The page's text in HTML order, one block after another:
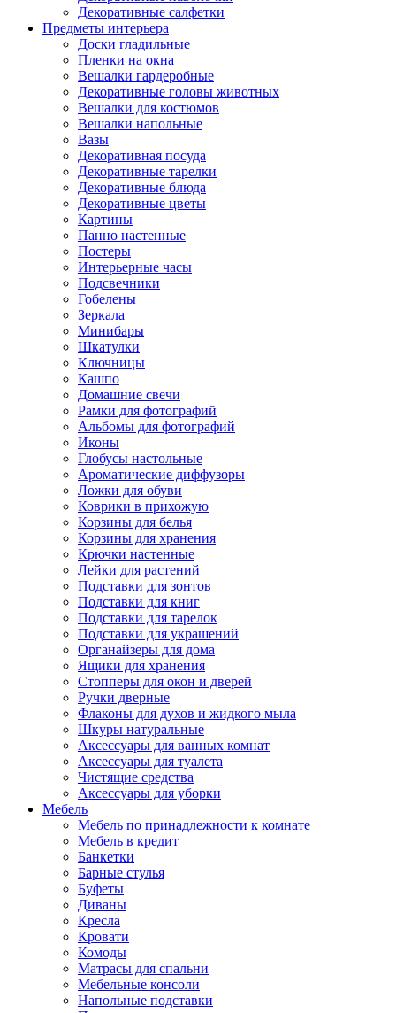
Декоративные салфетки
Предметы интерьера
Доски гладильные
Пленки на окна
Вешалки гардеробные
Декоративные головы животных
Вешалки для костюмов
Вешалки напольные
Вазы
Декоративная посуда
Декоративные тарелки
Декоративные блюда
Декоративные цветы
Картины
Панно настенные
Постеры
Интерьерные часы
Подсвечники
Гобелены
Зеркала
Минибары
Шкатулки
Ключницы
Кашпо
Домашние свечи
Рамки для фотографий
Альбомы для фотографий
Иконы
Глобусы настольные
Ароматические диффузоры
Ложки для обуви
Коврики в прихожую
Корзины для белья
Корзины для хранения
Крючки настенные
Лейки для растений
Подставки для зонтов
Подставки для книг
Подставки для тарелок
Подставки для украшений
Органайзеры для дома
Ящики для хранения
Стопперы для окон и дверей
Ручки дверные
Флаконы для духов и жидкого мыла
Шкуры натуральные
Аксессуары для ванных комнат
Аксессуары для туалета
Чистящие средства
Аксессуары для уборки
Мебель
Мебель по принадлежности к комнате
Мебель в кредит
Банкетки
Барные стулья
Буфеты
Диваны
Кресла
Кровати
Комоды
Матрасы для спальни
Мебельные консоли
Напольные подставки